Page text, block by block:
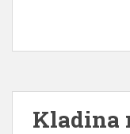
Kladina